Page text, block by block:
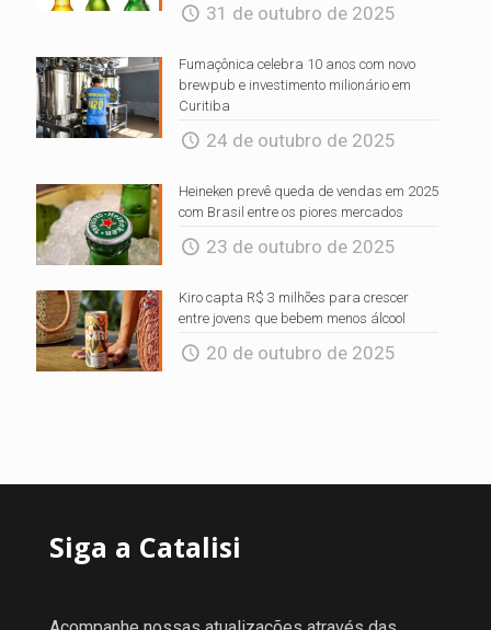
31 de outubro de 2025
Fumaçônica celebra 10 anos com novo
brewpub e investimento milionário em
Curitiba
24 de outubro de 2025
Heineken prevê queda de vendas em 2025
com Brasil entre os piores mercados
23 de outubro de 2025
Kiro capta R$ 3 milhões para crescer
entre jovens que bebem menos álcool
20 de outubro de 2025
Siga a Catalisi